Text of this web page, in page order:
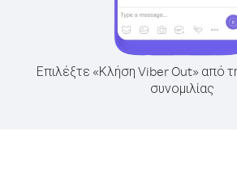
Επιλέξτε «Κλήση Viber Out» από
συνομιλίας